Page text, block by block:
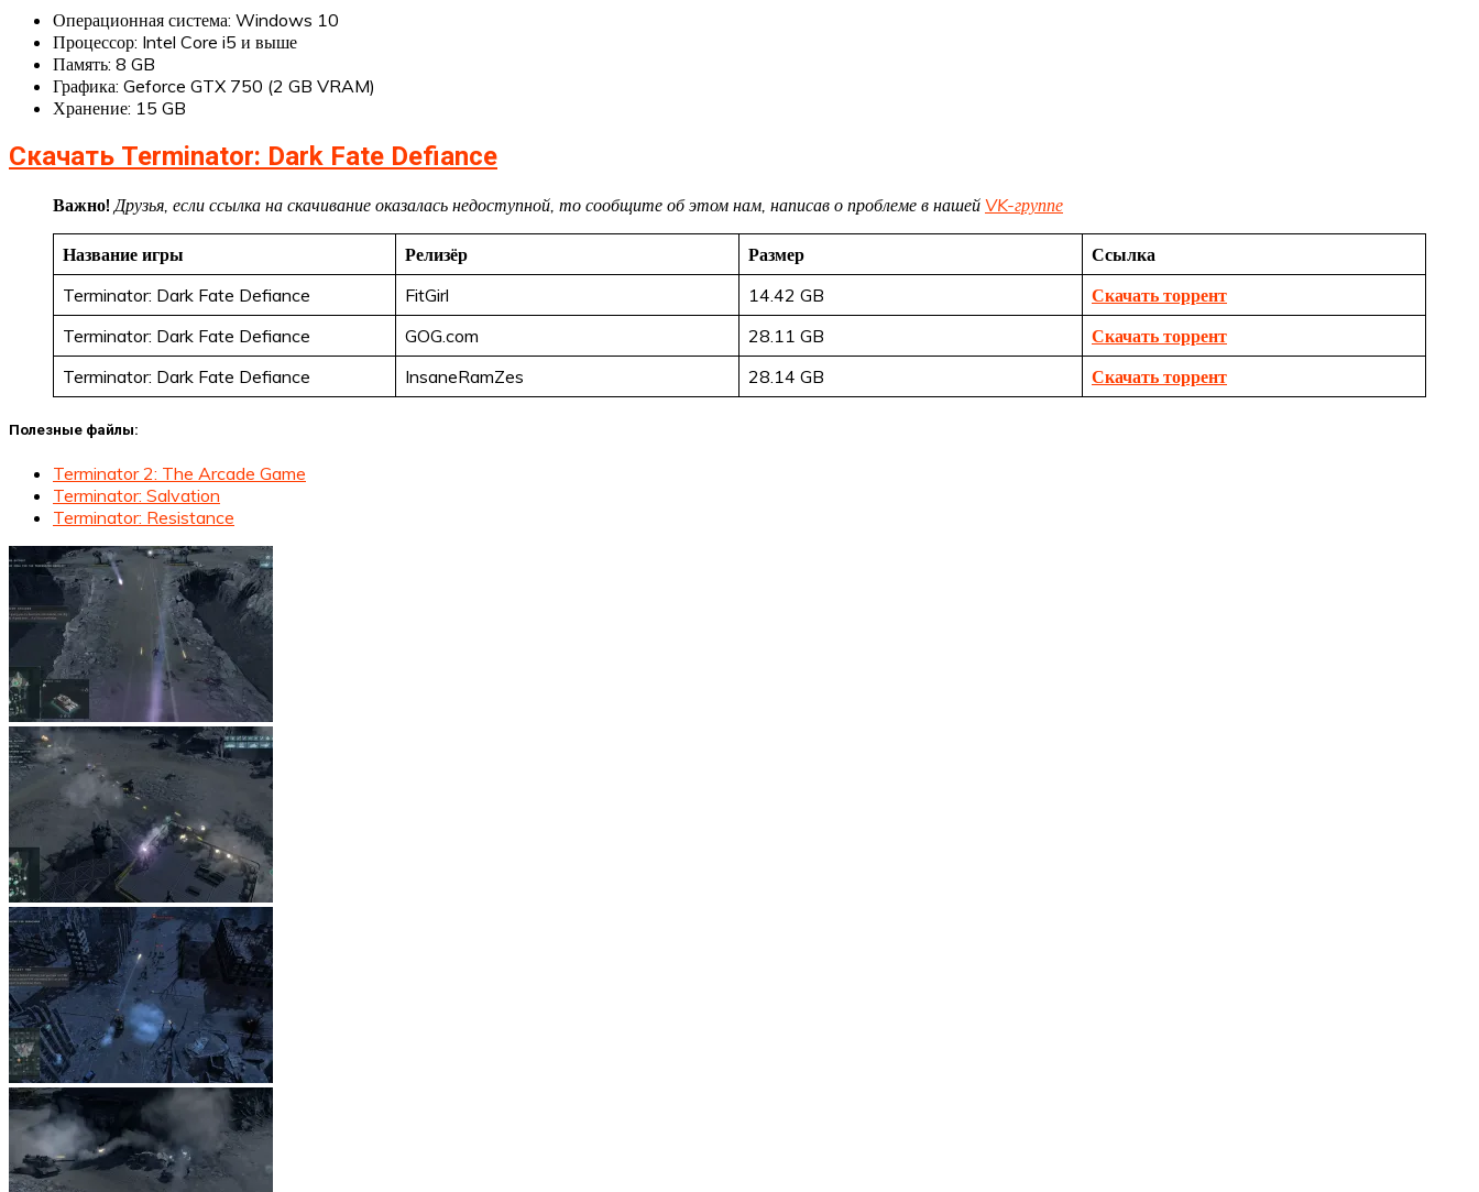
Операционная система: Windows 10
Процессор: Intel Core i5 и выше
Память: 8 GB
Графика: Geforce GTX 750 (2 GB VRAM)
Хранение: 15 GB
Скачать Terminator: Dark Fate Defiance
Важно! Друзья, если ссылка на скачивание оказалась недоступной, то сообщите об этом нам, написав о проблеме в нашей VK-группе
Название игры Релизёр Размер
Ссылка
Terminator: Dark Fate Defiance
FitGirl 14.42 GB
Скачать торрент
Terminator: Dark Fate Defiance
GOG.com 28.11 GB
Скачать торрент
Terminator: Dark Fate Defiance
InsaneRamZes 28.14 GB Скачать торрент
Полезные файлы:
Terminator 2: The Arcade Game
Terminator: Salvation
Terminator: Resistance